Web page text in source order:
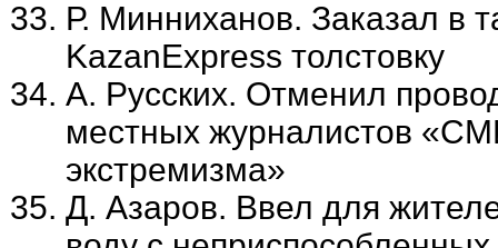
Р. Минниханов. Заказал в
KazanExpress толстовку
А. Русских. Отменил
местных журналистов
экстремизма»
Д. Азаров. Ввел для